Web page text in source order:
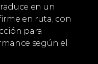
en un
en ruta, con
para
según el